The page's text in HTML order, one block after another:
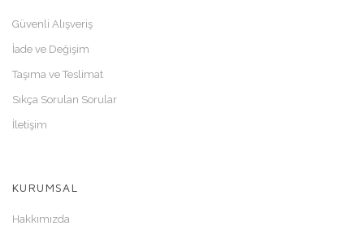
Güvenli Alışveriş
İade ve Değişim
Taşıma ve Teslimat
Sıkça Sorulan Sorular
İletişim
KURUMSAL
Hakkımızda